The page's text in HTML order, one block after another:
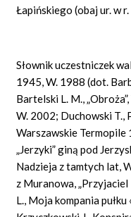
Łapińskiego (obaj ur. w
Słownik uczestniczek
1945, W. 1988 (dot.
Bartelski L. M.,
W. 2002; Duchowski T.,
Warszawskie Termopile
„Jerzyki” giną pod
Nadzieja z tamtych lat,
z Muranowa,
L., Moja kompania